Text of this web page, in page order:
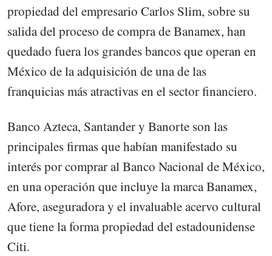
propiedad del empresario Carlos Slim, sobre su
salida del proceso de compra de Banamex, han
quedado fuera los grandes bancos que operan en
México de la adquisición de una de las
franquicias más atractivas en el sector financiero.
Banco Azteca, Santander y Banorte son las
principales firmas que habían manifestado su
interés por comprar al Banco Nacional de México,
en una operación que incluye la marca Banamex,
Afore, aseguradora y el invaluable acervo cultural
que tiene la forma propiedad del estadounidense
Citi.